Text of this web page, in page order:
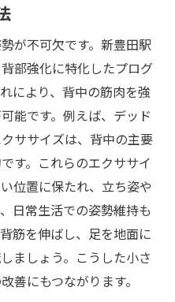
が不可欠です。新豊田駅
部強化に特化したプログ
により、背中の筋肉を強
能です。例えば、デッド
ササイズは、背中の主要
す。これらのエクササイ
位置に保たれ、立ち姿や
日常生活での姿勢維持も
筋を伸ばし、足を地面に
ましょう。こうした小さ
善にもつながります。